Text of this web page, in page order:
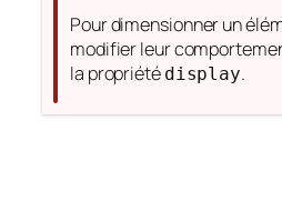
Pour dimensionner un
modifier leur
la propriété display.